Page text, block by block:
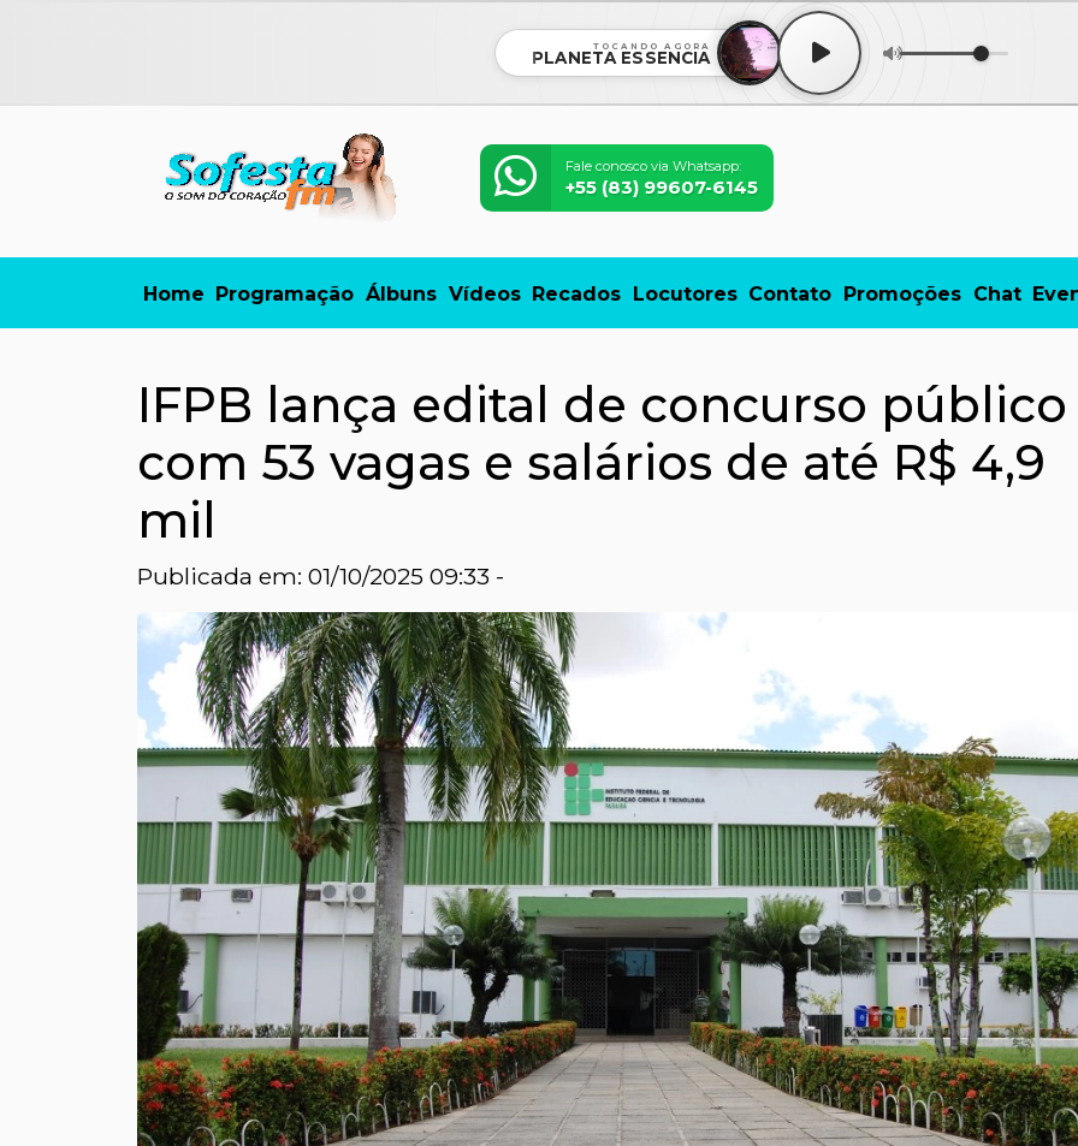
TOCANDO AGORA
PLANETA ESSÊNCIA
Fale conosco via Whatsapp:
+55 (83) 99607-6145
Home Programação Álbuns Vídeos Recados Locutores Contato Promoções Chat
IFPB lança edital de concurso público
com 53 vagas e salários de até R$ 4,9
mil
Publicada em: 01/10/2025 09:33 -